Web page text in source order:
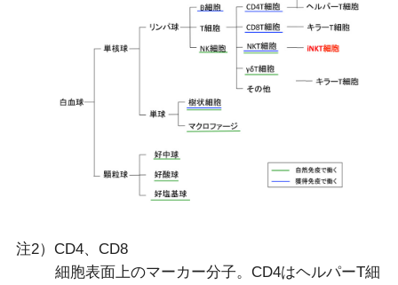
注2）CD4、CD8
細胞表面上のマーカー分子。CD4はヘルパーT細